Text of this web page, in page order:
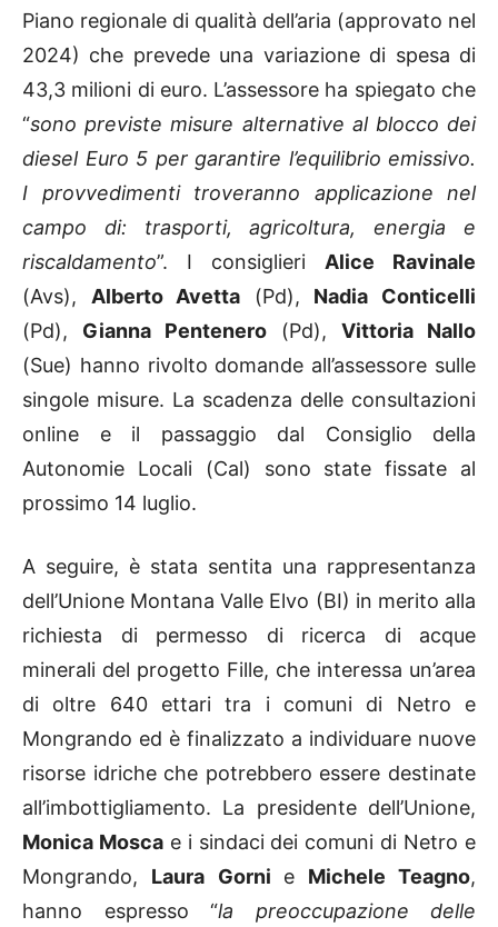
Piano regionale di qualità dell’aria (approvato nel
2024) che prevede una variazione di spesa di
43,3 milioni di euro. L’assessore ha spiegato che
“sono previste misure alternative al blocco dei
diesel Euro 5 per garantire l’equilibrio emissivo.
I provvedimenti troveranno applicazione nel
campo di: trasporti, agricoltura, energia e
riscaldamento”. I consiglieri Alice Ravinale
(Avs), Alberto Avetta (Pd), Nadia Conticelli
(Pd), Gianna Pentenero (Pd), Vittoria Nallo
(Sue) hanno rivolto domande all’assessore sulle
singole misure. La scadenza delle consultazioni
online e il passaggio dal Consiglio della
Autonomie Locali (Cal) sono state fissate al
prossimo 14 luglio.
A seguire, è stata sentita una rappresentanza
dell’Unione Montana Valle Elvo (BI) in merito alla
richiesta di permesso di ricerca di acque
minerali del progetto Fille, che interessa un’area
di oltre 640 ettari tra i comuni di Netro e
Mongrando ed è finalizzato a individuare nuove
risorse idriche che potrebbero essere destinate
all’imbottigliamento. La presidente dell’Unione,
Monica Moscae i sindaci dei comuni di Netro e
Mongrando, Laura Gorni e Michele Teagno,
hanno espresso “la preoccupazione delle